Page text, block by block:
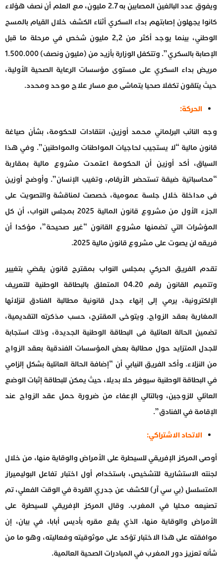
ويفوق عدد البالغين المصابين به 2.7 مليون، مع العلم أن نصف هؤلاء
كانوا يجهلون إصابتهم بداء السكري أثناء الكشف خلال القيام بالمسح
الوطني، بينما يوجد أكثر من 2,2 مليون شخص في مرحلة ما قبل
الإصابة بالسكري”. وتتكفل الوزارة بأزيد من (مليون ونصف) 1.500.000
مريض بداء السكري على مستوى مؤسسات الرعاية الصحية الأولية،
حيث يتلقون تكفلا صحيا يتماشى مع مسار علاج موحد ومحدد.
الحركة:
وجه النائب البرلماني محمد أوزين، انتقادات للحكومة، بشأن صياغة
قانون مالية “لا يستجيب لحاجيات المواطنات والمواطنين”. وفي هذا
السياق، أكد أوزين أن الحكومة اعتمدت مشروع مالية بمقاربة
“محاسباتية ضيقة تستحضر الأرقام، وتغيب الإنسان”. وأوضح أوزين
فى مداخلة خلال جلسة عمومية، خصصت لمناقشة والتصويت على
الجزء الأول من مشروع قانون المالية 2025 بمجلس النواب، أن كل
المؤشرات التي تضمنها مشروع القانون “غير صحيحة”، مؤكدا أن
فريقه لن يصوت على مشروع قانون مالية 2025.
تقدم الفريق الحركي بمجلس النواب بمقترح قانون يقضي بتغيير
وتتميم القانون رقم 04.20 المتعلق بالبطاقة الوطنية للتعريف
الإلكترونية، يرمي إلى إنهاء جدل قانونية مطالبة الفنادق لنزلائها
المغاربة بعقد الزواج. ويتوخى المقترح، حسب مذكرته التقديمية،
تضمين الحالة العائلية فى البطاقة الوطنية الجديدة، وذلك استجابة
للجدل المتزايد حول مطالبة بعض المؤسسات الفندقية بعقد الزواج
من النزلاء. وأكد الفريق النيابي أن “إضافة الحالة العائلية بشكل إلزامي
في البطاقة الوطنية سيوفر حلا بديلا، حيث يمكن للبطاقة إثبات الوضع
العائلي للزوجين، وبالتالي الإعفاء من ضرورة حمل عقد الزواج عند
الإقامة في الفنادق”.
الاتحاد الاشتراكي:
أوصى المركز الإفريقي للسيطرة على الأمراض والوقاية منها، من خلال
لجنته الاستشارية للتشخيص، باستخدام أول اختبار تفاعل البوليميراز
المتسلسل (بي سي آر) للكشف عن جدري القردة في الوقت الفعلي، تم
تصنيعه محليا في المغرب. وقال المركز الإفريقي للسيطرة على
الأمراض والوقاية منها، الذي يقع مقره بأديس أبابا، في بيان، إن
موافقته على هذا الاختبار تؤكد على موثوقيته وفعاليته، وهو ما من
شأنه تعزيز دور المغرب في المبادرات الصحية العالمية.